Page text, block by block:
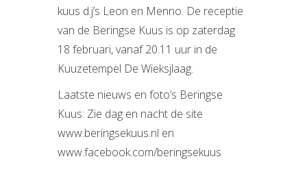
kuus d.j’s Leon en Menno. De receptie
van de Beringse Kuus is op zaterdag
18 februari, vanaf 20.11 uur in de
Kuuzetempel De Wieksjlaag.
Laatste nieuws en foto’s Beringse
Kuus: Zie dag en nacht de site
www.beringsekuus.nl en
www.facebook.com/beringsekuus